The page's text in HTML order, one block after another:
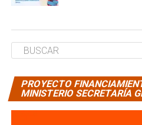
PROYECTO
MINISTERIO SECRETARÍA